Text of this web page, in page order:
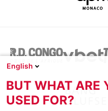
English
BUT WHAT ARE
USED FOR?